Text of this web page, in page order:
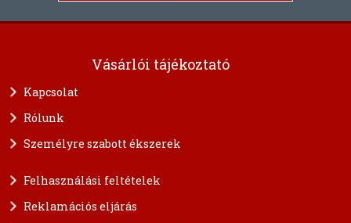
Vásárlói tájékoztató
Kapcsolat
Rólunk
Személyre szabott ékszerek
Felhasználási feltételek
Reklamációs eljárás